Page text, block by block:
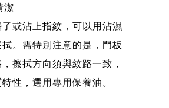
潔
了或沾上指紋，可以用沾濕
拭。需特別注意的是，門板
，擦拭方向須與紋路一致，
性，選用專用保養油。